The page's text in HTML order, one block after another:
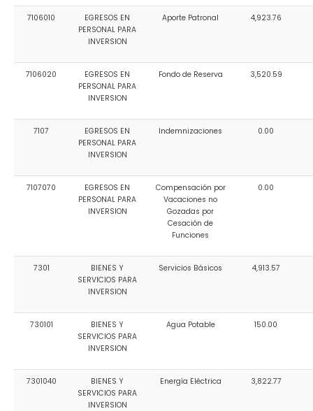
7106010
EGRESOS EN
PERSONAL PARA
INVERSION
Aporte Patronal 4,923.76
7106020
EGRESOS EN
PERSONAL PARA
INVERSION
Fondo de Reserva 3,520.59
7107
EGRESOS EN
PERSONAL PARA
INVERSION
Indemnizaciones 0.00
7107070
EGRESOS EN
PERSONAL PARA
INVERSION
Compensación por
Vacaciones no
Gozadas por
Cesación de
Funciones
0.00
7301
BIENES Y
SERVICIOS PARA
INVERSION
Servicios Básicos 4,913.57
730101
BIENES Y
SERVICIOS PARA
INVERSION
Agua Potable 150.00
7301040
BIENES Y
SERVICIOS PARA
INVERSION
Energía Eléctrica 3,822.77